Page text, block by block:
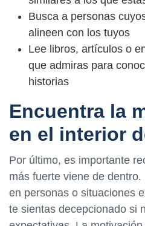
Busca a personas
alineen con los tuyos
Lee libros, artículos o
que admiras para
historias
Encuentra la
en el interior
Por último, es importante
más fuerte viene de
en personas o situaciones
te sientas decepcionado si